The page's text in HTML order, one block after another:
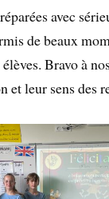
avec
de beaux
Bravo à
leur sens des